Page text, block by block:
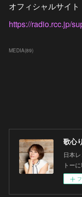
オフィシャルサイト
https://radio.rcc.jp/
MEDIA(89)
歌心
日本
トー